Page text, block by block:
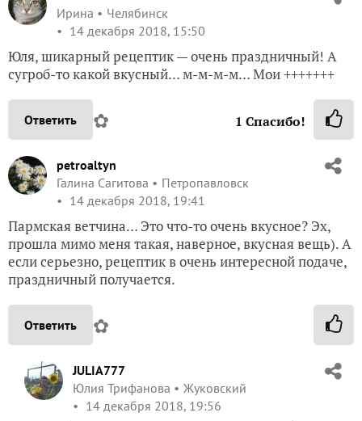
Ирина
Челябинск
14 декабря 2018, 15:50
Юля, шикарный рецептик — очень праздничный! А
сугроб-то какой вкусный… м-м-м-м… Мои +++++++
Ответить ✿ 1 Спасибо!
petroaltyn
Галина Сагитова
Петропавловск
14 декабря 2018, 19:41
Пармская ветчина… Это что-то очень вкусное? Эх,
прошла мимо меня такая, наверное, вкусная вещь). А
если серьезно, рецептик в очень интересной подаче,
праздничный получается.
Ответить ✿
JULIA777
Юлия Трифанова
Жуковский
14 декабря 2018, 19:56